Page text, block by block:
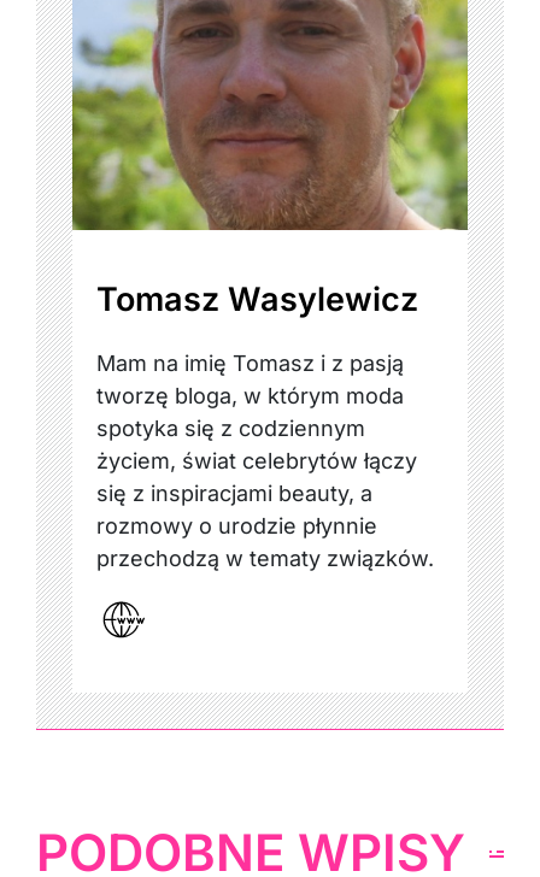
Tomasz Wasylewicz
Mam na imię Tomasz i z pasją
tworzę bloga, w którym moda
spotyka się z codziennym
życiem, świat celebrytów łączy
się z inspiracjami beauty, a
rozmowy o urodzie płynnie
przechodzą w tematy związków.
PODOBNE WPISY